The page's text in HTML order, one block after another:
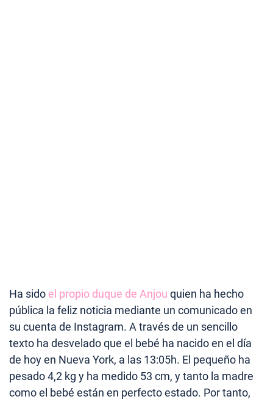
Ha sido el propio duque de Anjou quien ha hecho
pública la feliz noticia mediante un comunicado en
su cuenta de Instagram. A través de un sencillo
texto ha desvelado que el bebé ha nacido en el día
de hoy en Nueva York, a las 13:05h. El pequeño ha
pesado 4,2 kg y ha medido 53 cm, y tanto la madre
como el bebé están en perfecto estado. Por tanto,